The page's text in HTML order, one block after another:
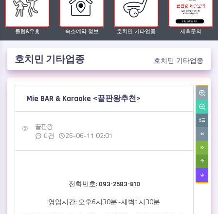
클럽&유흥 숙소예약 정보 호치민 기타업종 제휴문의
호치민 기타업종 호치민 기타업종
Mie BAR & Karaoke <끝판왕추천>
작성자
끝판왕
댓글
0건
작성일
26-06-11 02:01
전화번호: 093-2583-810
영업시간: 오후6시30분~새벽1시30분